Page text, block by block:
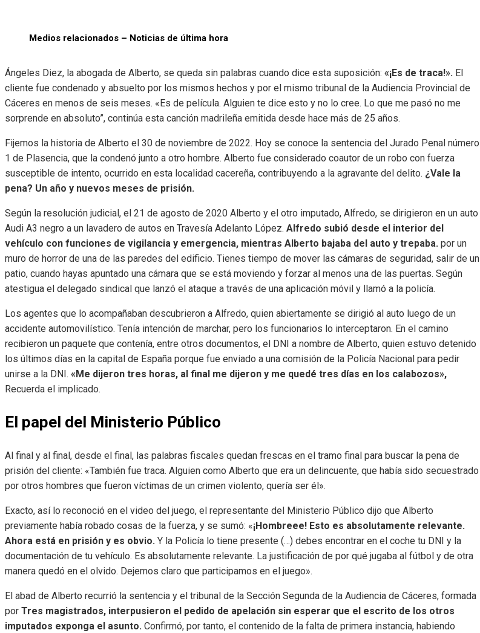
Medios relacionados – Noticias de última hora
Ángeles Diez, la abogada de Alberto, se queda sin palabras cuando dice esta suposición: «¡Es de traca!». El
cliente fue condenado y absuelto por los mismos hechos y por el mismo tribunal de la Audiencia Provincial de
Cáceres en menos de seis meses. «Es de película. Alguien te dice esto y no lo cree. Lo que me pasó no me
sorprende en absoluto”, continúa esta canción madrileña emitida desde hace más de 25 años.
Fijemos la historia de Alberto el 30 de noviembre de 2022. Hoy se conoce la sentencia del Jurado Penal número
1 de Plasencia, que la condenó junto a otro hombre. Alberto fue considerado coautor de un robo con fuerza
susceptible de intento, ocurrido en esta localidad cacereña, contribuyendo a la agravante del delito. ¿Vale la
pena? Un año y nuevos meses de prisión.
Según la resolución judicial, el 21 de agosto de 2020 Alberto y el otro imputado, Alfredo, se dirigieron en un auto
Audi A3 negro a un lavadero de autos en Travesía Adelanto López. Alfredo subió desde el interior del
vehículo con funciones de vigilancia y emergencia, mientras Alberto bajaba del auto y trepaba. por un
muro de horror de una de las paredes del edificio. Tienes tiempo de mover las cámaras de seguridad, salir de un
patio, cuando hayas apuntado una cámara que se está moviendo y forzar al menos una de las puertas. Según
atestigua el delegado sindical que lanzó el ataque a través de una aplicación móvil y llamó a la policía.
Los agentes que lo acompañaban descubrieron a Alfredo, quien abiertamente se dirigió al auto luego de un
accidente automovilístico. Tenía intención de marchar, pero los funcionarios lo interceptaron. En el camino
recibieron un paquete que contenía, entre otros documentos, el DNI a nombre de Alberto, quien estuvo detenido
los últimos días en la capital de España porque fue enviado a una comisión de la Policía Nacional para pedir
unirse a la DNI. «Me dijeron tres horas, al final me dijeron y me quedé tres días en los calabozos»,
Recuerda el implicado.
El papel del Ministerio Público
Al final y al final, desde el final, las palabras fiscales quedan frescas en el tramo final para buscar la pena de
prisión del cliente: «También fue traca. Alguien como Alberto que era un delincuente, que había sido secuestrado
por otros hombres que fueron víctimas de un crimen violento, quería ser él».
Exacto, así lo reconoció en el video del juego, el representante del Ministerio Público dijo que Alberto
previamente había robado cosas de la fuerza, y se sumó: «¡Hombreee! Esto es absolutamente relevante.
Ahora está en prisión y es obvio. Y la Policía lo tiene presente (…) debes encontrar en el coche tu DNI y la
documentación de tu vehículo. Es absolutamente relevante. La justificación de por qué jugaba al fútbol y de otra
manera quedó en el olvido. Dejemos claro que participamos en el juego».
El abad de Alberto recurrió la sentencia y el tribunal de la Sección Segunda de la Audiencia de Cáceres, formada
por Tres magistrados, interpusieron el pedido de apelación sin esperar que el escrito de los otros
imputados exponga el asunto. Confirmó, por tanto, el contenido de la falta de primera instancia, habiendo